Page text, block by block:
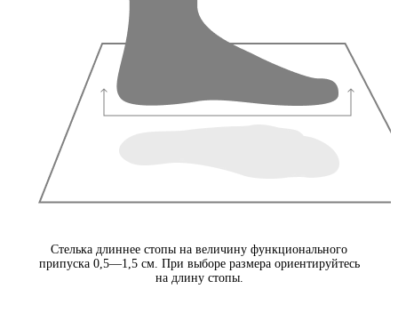
Стелька длиннее стопы на величину функционального
припуска 0,5—1,5 см. При выборе размера ориентируйтесь
на длину стопы.